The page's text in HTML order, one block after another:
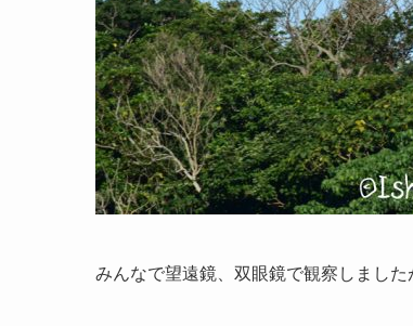
みんなで望遠鏡、双眼鏡で観察しました